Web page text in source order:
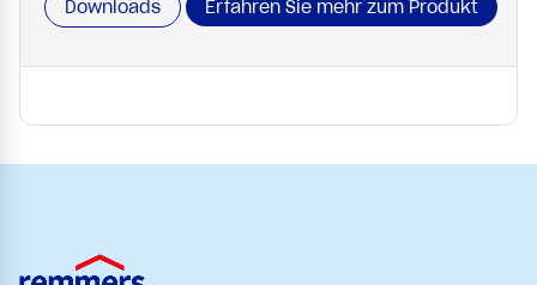
Downloads Erfahren Sie mehr zum Produkt